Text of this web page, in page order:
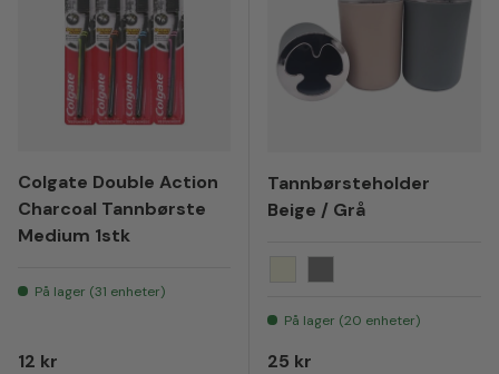
Colgate Double Action
Charcoal Tannbørste
Medium 1stk
På lager (31 enheter)
Vanlig pris
12 kr
Tannbørsteholder
Beige / Grå
På lager (20 enheter)
Vanlig pris
25 kr